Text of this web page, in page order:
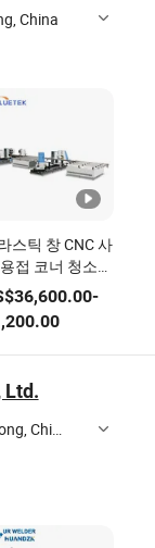
China
스틱 창 CNC 사
접 코너 청소
창문 문 장비
36,600.00-
Ltd.
China